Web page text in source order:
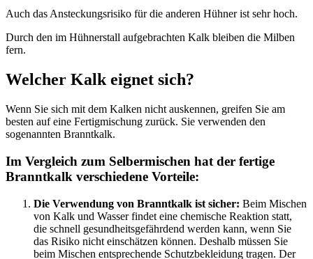
Auch das Ansteckungsrisiko für die anderen Hühner ist sehr hoch.
Durch den im Hühnerstall aufgebrachten Kalk bleiben die Milben
fern.
Welcher Kalk eignet sich?
Wenn Sie sich mit dem Kalken nicht auskennen, greifen Sie am
besten auf eine Fertigmischung zurück. Sie verwenden den
sogenannten Branntkalk.
Im Vergleich zum Selbermischen hat der fertige
Branntkalk verschiedene Vorteile:
Die Verwendung von Branntkalk ist sicher: Beim Mischen
von Kalk und Wasser findet eine chemische Reaktion statt,
die schnell gesundheitsgefährdend werden kann, wenn Sie
das Risiko nicht einschätzen können. Deshalb müssen Sie
beim Mischen entsprechende Schutzbekleidung tragen. Der